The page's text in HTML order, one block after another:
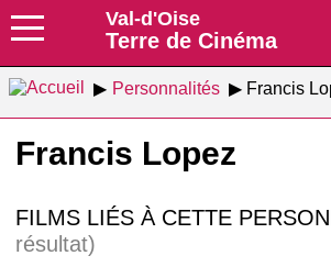
Val-d'Oise
Terre de Cinéma
Personnalités Francis
Francis Lopez
FILMS LIÉS À CETTE
résultat)